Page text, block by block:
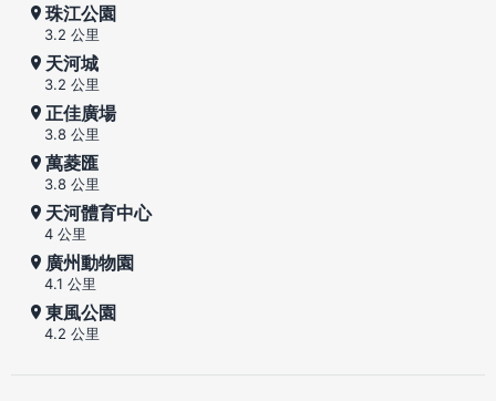
珠江公園
3.2 公里
天河城
3.2 公里
正佳廣場
3.8 公里
萬菱匯
3.8 公里
天河體育中心
4 公里
廣州動物園
4.1 公里
東風公園
4.2 公里